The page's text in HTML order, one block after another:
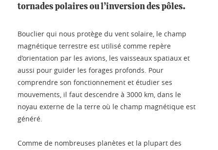
tornades polaires ou l’inversion des pôles.
Bouclier qui nous protège du vent solaire, le champ
magnétique terrestre est utilisé comme repère
d’orientation par les avions, les vaisseaux spatiaux et
aussi pour guider les forages profonds. Pour
comprendre son fonctionnement et étudier ses
mouvements, il faut descendre à 3000 km, dans le
noyau externe de la terre où le champ magnétique est
généré.
Comme de nombreuses planètes et la plupart des